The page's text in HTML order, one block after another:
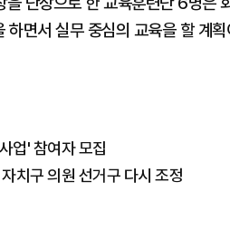
하면서 실무 중심의 교육을 할 계
업' 참여자 모집
치구 의원 선거구 다시 조정